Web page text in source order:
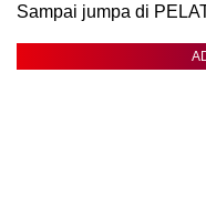
Sampai jumpa di